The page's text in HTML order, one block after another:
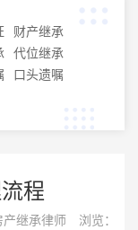
财产继承
代位继承
口头遗嘱
程
产继承律师 浏览：